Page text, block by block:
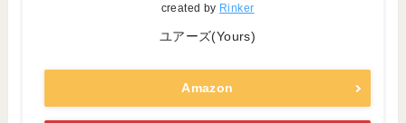
created by Rinker
ユアーズ(Yours)
Amazon